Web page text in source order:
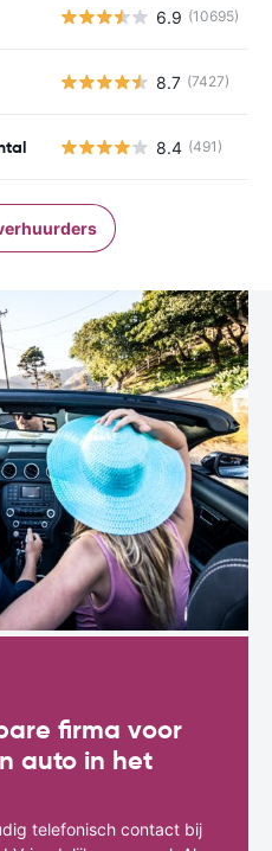
6.9 (10695)
8.7 (7427)
8.4 (491)
firma voor
auto in het
telefonisch contact bij